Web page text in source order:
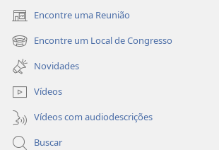
Encontre uma Reunião
(abre
nova
janela)
Encontre um Local de Congresso
(abre
nova
janela)
Novidades
Vídeos
Vídeos com audiodescrições
Buscar